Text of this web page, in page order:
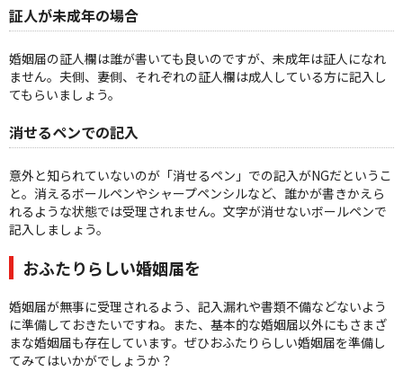
証人が未成年の場合
婚姻届の証人欄は誰が書いても良いのですが、未成年は証人になれ
ません。夫側、妻側、それぞれの証人欄は成人している方に記入し
てもらいましょう。
消せるペンでの記入
意外と知られていないのが「消せるペン」での記入がNGだというこ
と。消えるボールペンやシャープペンシルなど、誰かが書きかえら
れるような状態では受理されません。文字が消せないボールペンで
記入しましょう。
おふたりらしい婚姻届を
婚姻届が無事に受理されるよう、記入漏れや書類不備などないよう
に準備しておきたいですね。また、基本的な婚姻届以外にもさまざ
まな婚姻届も存在しています。ぜひおふたりらしい婚姻届を準備し
てみてはいかがでしょうか？